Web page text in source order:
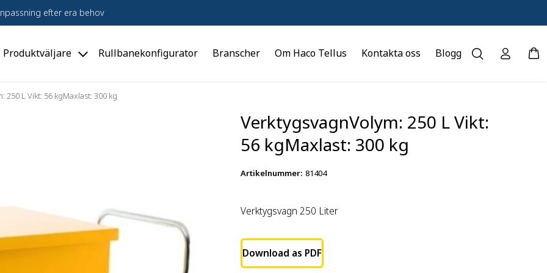
efter era behov
Produktväljare
Toggle
menu
Rullbanekonfigurator Branscher Om Haco Tellus Kontakta oss Blogg
250 L Vikt: 56 kgMaxlast: 300 kg
VerktygsvagnVolym: 250 L Vikt:
56 kgMaxlast: 300 kg
Artikelnummer: 81404
Verktygsvagn 250 Liter
Download as PDF